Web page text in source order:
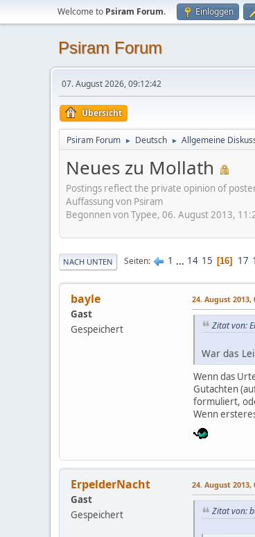
Welcome to Psiram Forum. Einloggen
Psiram Forum
07. August 2026, 09:12:42
Übersicht
Psiram Forum ► Deutsch ► Allgemeine
Neues zu Mollath
Postings reflect the private opinion of
Auffassung von Psiram
Begonnen von Typee, 06. August 2013,
NACH UNTEN Seiten 1 ... 14 15 16 17
bayle
Gast
Gespeichert
24. August 2013,
Zitat von:
War das
Wenn das
Gutachten
formuliert,
Wenn
ErpelderNacht
Gast
Gespeichert
24. August 2013,
Zitat von: